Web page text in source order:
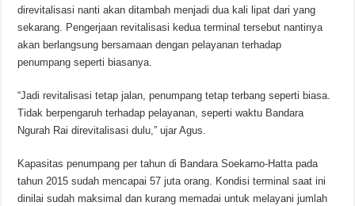
direvitalisasi nanti akan ditambah menjadi dua kali lipat dari yang
sekarang. Pengerjaan revitalisasi kedua terminal tersebut nantinya
akan berlangsung bersamaan dengan pelayanan terhadap
penumpang seperti biasanya.
“Jadi revitalisasi tetap jalan, penumpang tetap terbang seperti biasa.
Tidak berpengaruh terhadap pelayanan, seperti waktu Bandara
Ngurah Rai direvitalisasi dulu,” ujar Agus.
Kapasitas penumpang per tahun di Bandara Soekarno-Hatta pada
tahun 2015 sudah mencapai 57 juta orang. Kondisi terminal saat ini
dinilai sudah maksimal dan kurang memadai untuk melayani jumlah